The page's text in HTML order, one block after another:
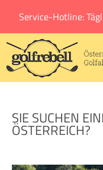
Service-Hotline:
SIE SUCHEN
ÖSTERREICH?